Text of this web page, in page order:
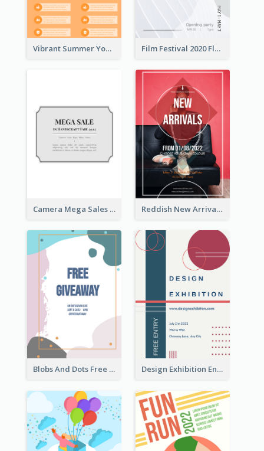
Vibrant Summer Youth Flyer Design Templates Film Festival 2020 Flyer
Camera Mega Sales Flyer Reddish New Arrivals Flyer
Blobs And Dots Free Giveaway Flyer Design Exhibition Entry Flyer